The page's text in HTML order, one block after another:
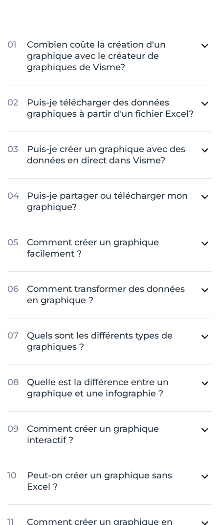
Combien coûte la création d'un
graphique avec le créateur de
graphiques de Visme?
Puis-je télécharger des données
graphiques à partir d'un fichier Excel?
Puis-je créer un graphique avec des
données en direct dans Visme?
Puis-je partager ou télécharger mon
graphique?
Comment créer un graphique
facilement ?
Comment transformer des données
en graphique ?
Quels sont les différents types de
graphiques ?
Quelle est la différence entre un
graphique et une infographie ?
Comment créer un graphique
interactif ?
Peut-on créer un graphique sans
Excel ?
Comment créer un graphique en